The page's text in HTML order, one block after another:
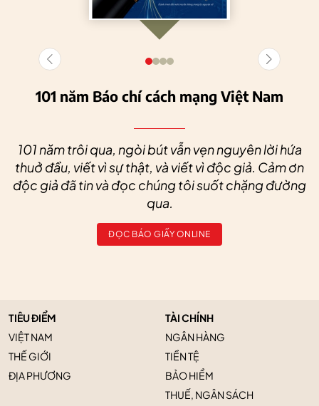
101 năm Báo chí cách mạng Việt Nam
101 năm trôi qua, ngòi bút vẫn vẹn nguyên lời hứa
thuở đầu, viết vì sự thật, và viết vì độc giả. Cảm ơn
độc giả đã tin và đọc chúng tôi suốt chặng đường
qua.
ĐỌC BÁO GIẤY ONLINE
TIÊU ĐIỂM
VIỆT NAM
THẾ GIỚI
ĐỊA PHƯƠNG
TÀI CHÍNH
NGÂN HÀNG
TIỀN TỆ
BẢO HIỂM
THUẾ, NGÂN SÁCH